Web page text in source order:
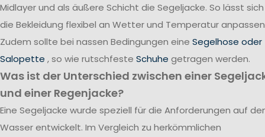
Midlayer und als äußere Schicht die Segeljacke. So lässt sich
die Bekleidung flexibel an Wetter und Temperatur
Zudem sollte bei nassen Bedingungen eine Segelhose oder
Salopette , so wie rutschfeste Schuhe getragen werden.
Was ist der Unterschied zwischen einer
und einer Regenjacke?
Eine Segeljacke wurde speziell für die Anforderungen auf
Wasser entwickelt. Im Vergleich zu herkömmlichen